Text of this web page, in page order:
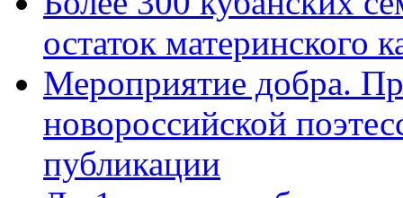
остаток материнского
Мероприятие добра.
новороссийской
публикации